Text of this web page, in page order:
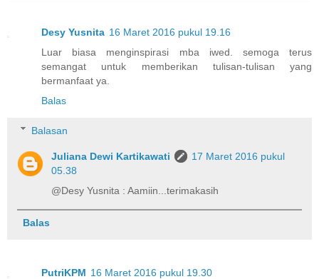
Desy Yusnita 16 Maret 2016 pukul 19.16
Luar biasa menginspirasi mba iwed. semoga terus
semangat untuk memberikan tulisan-tulisan yang
bermanfaat ya.
Balas
Balasan
Juliana Dewi Kartikawati
17 Maret 2016 pukul
05.38
@Desy Yusnita : Aamiin...terimakasih
Balas
PutriKPM 16 Maret 2016 pukul 19.30